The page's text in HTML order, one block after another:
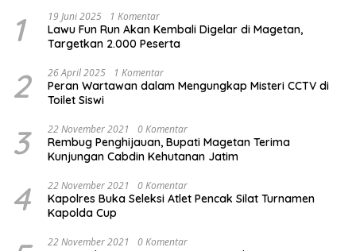
1 19 Juni 2025 1 Komentar
Lawu Fun Run Akan Kembali Digelar di Magetan,
Targetkan 2.000 Peserta
2 26 April 2025 1 Komentar
Peran Wartawan dalam Mengungkap Misteri CCTV di
Toilet Siswi
3 22 November 2021 0 Komentar
Rembug Penghijauan, Bupati Magetan Terima
Kunjungan Cabdin Kehutanan Jatim
4 22 November 2021 0 Komentar
Kapolres Buka Seleksi Atlet Pencak Silat Turnamen
Kapolda Cup
22 November 2021 0 Komentar